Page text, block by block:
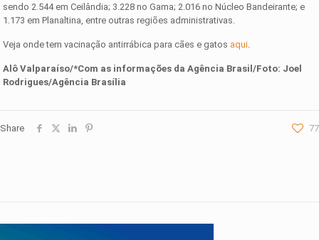
sendo 2.544 em Ceilândia; 3.228 no Gama; 2.016 no Núcleo Bandeirante; e
1.173 em Planaltina, entre outras regiões administrativas.
Veja onde tem vacinação antirrábica para cães e gatos aqui
Alô Valparaíso/*Com as informações da Agência Brasil/Foto: Joel
Rodrigues/Agência Brasília
Share 77